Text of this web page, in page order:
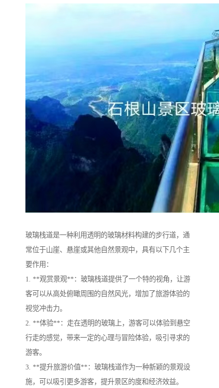
玻璃栈道是一种利用透明的玻璃材料构建的步行道，通
常位于山崖、悬崖或其他自然景观中，具有以下几个主
要作用：
1. **观赏景观**：玻璃栈道提供了一个特的视角，让游
客可以从高处俯瞰周围的自然风光，增加了旅游体验的
视觉冲击力。
2. **体验**：走在透明的玻璃上，游客可以体验到悬空
行走的感觉，带来一定的心理与冒险体验，吸引寻求的
游客。
3. **提升旅游价值**：玻璃栈道作为一种新颖的景观设
施，可以吸引更多游客，提升景区的度和经济效益。